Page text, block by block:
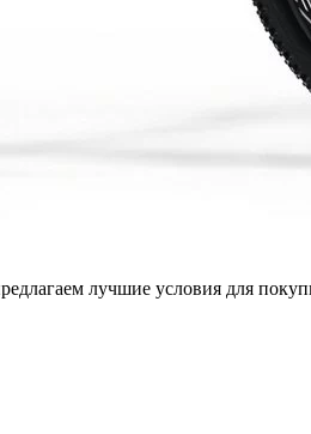
лучшие условия для